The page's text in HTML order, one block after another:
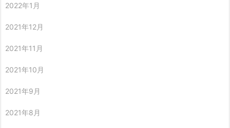
2022年1月
2021年12月
2021年11月
2021年10月
2021年9月
2021年8月